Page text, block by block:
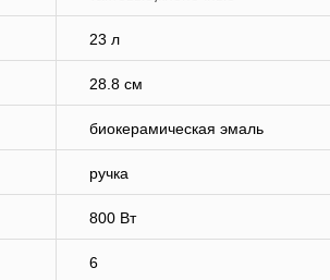
23 л
28.8 см
биокерамическая эмаль
ручка
800 Вт
6